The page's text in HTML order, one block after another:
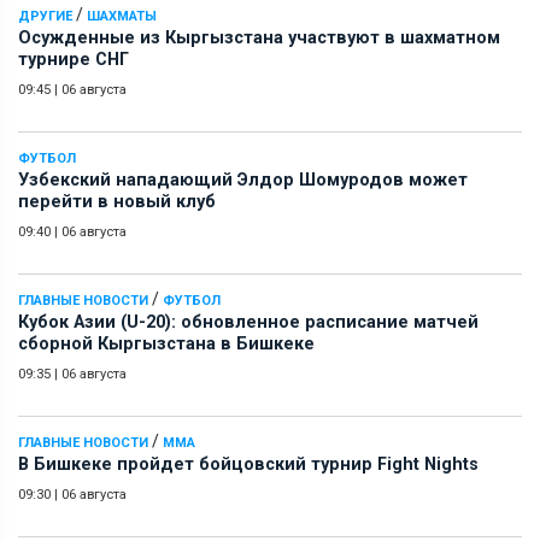
ДРУГИЕ/ ШАХМАТЫ
Осужденные из Кыргызстана участвуют в шахматном
турнире СНГ
09:45 | 06 августа
ФУТБОЛ
Узбекский нападающий Элдор Шомуродов может
перейти в новый клуб
09:40 | 06 августа
ГЛАВНЫЕ НОВОСТИ / ФУТБОЛ
Кубок Азии (U-20): обновленное расписание матчей
сборной Кыргызстана в Бишкеке
09:35 | 06 августа
ГЛАВНЫЕ НОВОСТИ / ММА
В Бишкеке пройдет бойцовский турнир Fight Nights
09:30 | 06 августа